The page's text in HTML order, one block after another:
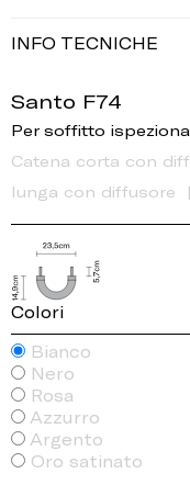
INFO TECNICHE
Santo F74
Per soffitto
Catena corta con
lunga con diffusore
Colori
Bianco
Nero
Rosa
Azzurro
Argento
Oro satinato